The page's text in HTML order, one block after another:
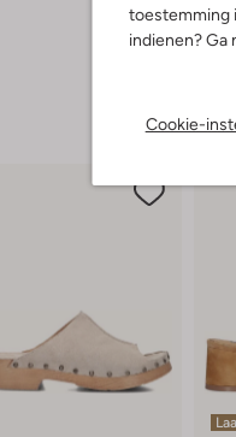
toestemming
indienen? Ga
Cookie-